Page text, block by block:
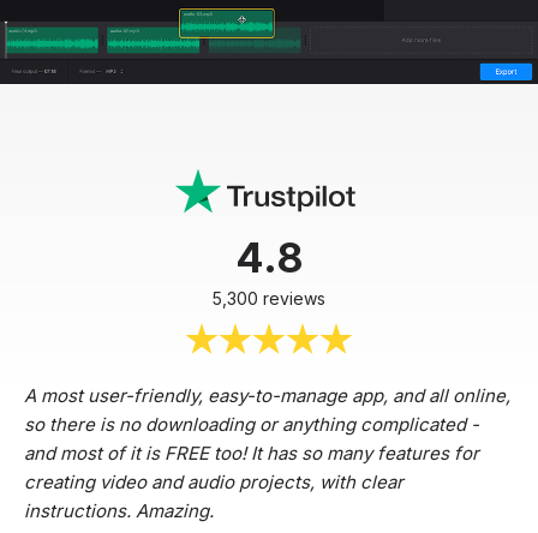
4.8
5,300 reviews
A most user-friendly, easy-to-manage app, and all online,
so there is no downloading or anything complicated -
and most of it is FREE too! It has so many features for
creating video and audio projects, with clear
instructions. Amazing.